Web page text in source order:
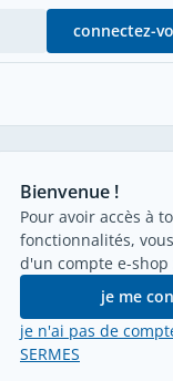
connectez-
Bienvenue !
Pour avoir accès à
fonctionnalités,
d'un compte e-shop
je me
je n'ai pas de
SERMES
(N)SHTÖU